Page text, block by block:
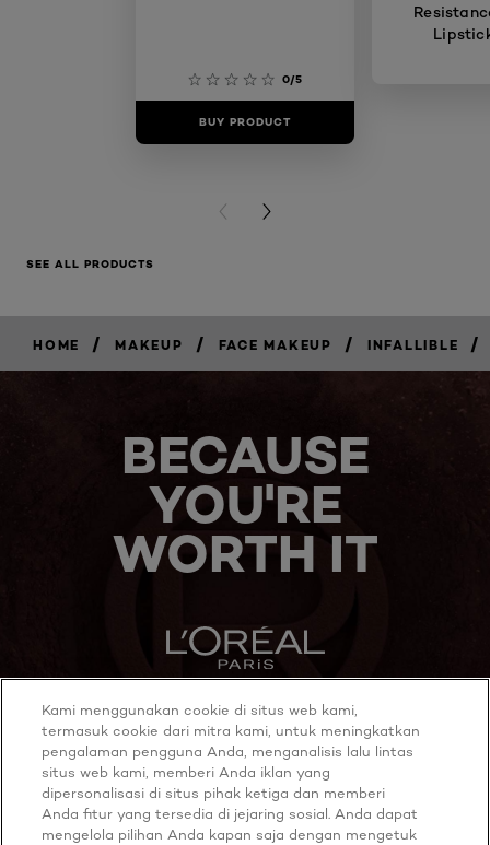
0/5
BUY PRODUCT
PREVIOUS CARD
NEXT CARD
SEE ALL PRODUCTS
HOME / MAKEUP / FACE MAKEUP / INFALLIBLE /
BECAUSE
YOU'RE
WORTH IT
MORE TO EXPLORE
Youtube
Twitter
Kami menggunakan cookie di situs web kami,
termasuk cookie dari mitra kami, untuk meningkatkan
pengalaman pengguna Anda, menganalisis lalu lintas
situs web kami, memberi Anda iklan yang
dipersonalisasi di situs pihak ketiga dan memberi
Anda fitur yang tersedia di jejaring sosial. Anda dapat
mengelola pilihan Anda kapan saja dengan mengetuk